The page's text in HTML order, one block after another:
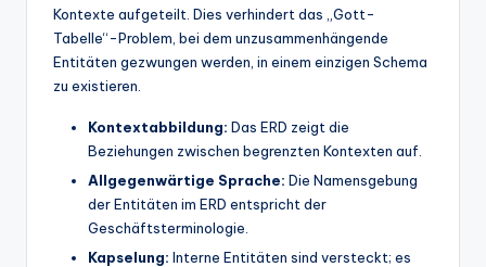
Kontexte aufgeteilt. Dies verhindert das „Gott-
Tabelle“-Problem, bei dem unzusammenhängende
Entitäten gezwungen werden, in einem einzigen Schema
zu existieren.
Kontextabbildung: Das ERD zeigt die
Beziehungen zwischen begrenzten Kontexten auf.
Allgegenwärtige Sprache: Die Namensgebung
der Entitäten im ERD entspricht der
Geschäftsterminologie.
Kapselung: Interne Entitäten sind versteckt; es